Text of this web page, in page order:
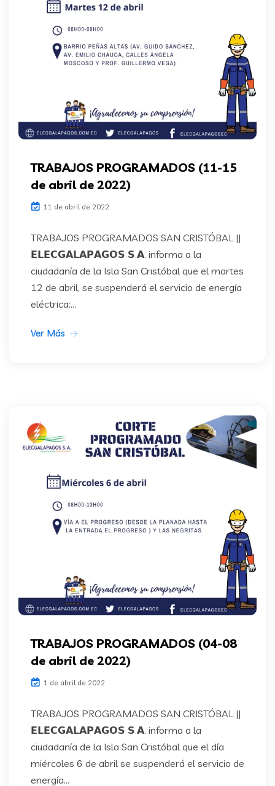
TRABAJOS PROGRAMADOS (11-15
de abril de 2022)
11 de abril de 2022
TRABAJOS PROGRAMADOS SAN CRISTÓBAL ||
𝗘𝗟𝗘𝗖𝗚𝗔𝗟𝗔𝗣𝗔𝗚𝗢𝗦 𝗦.𝗔. informa a la
ciudadanía de la Isla San Cristóbal que el martes
12 de abril, se suspenderá el servicio de energía
eléctrica:...
Ver Más
TRABAJOS PROGRAMADOS (04-08
de abril de 2022)
1 de abril de 2022
TRABAJOS PROGRAMADOS SAN CRISTÓBAL ||
𝗘𝗟𝗘𝗖𝗚𝗔𝗟𝗔𝗣𝗔𝗚𝗢𝗦 𝗦.𝗔. informa a la
ciudadanía de la Isla San Cristóbal que el día
miércoles 6 de abril se suspenderá el servicio de
energía...